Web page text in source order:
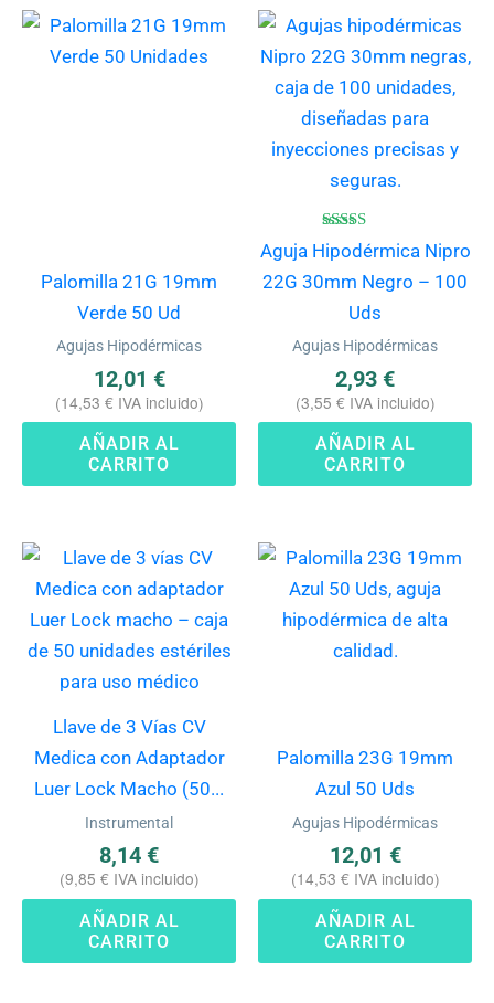
Palomilla 21G 19mm
Verde 50 Ud
Agujas Hipodérmicas
12,01 €
(14,53 € IVA incluido)
AÑADIR AL
CARRITO
Valorado
con
4.83
de 5
Aguja Hipodérmica Nipro
22G 30mm Negro – 100
Uds
Agujas Hipodérmicas
2,93 €
(3,55 € IVA incluido)
AÑADIR AL
CARRITO
Llave de 3 Vías CV
Medica con Adaptador
Luer Lock Macho (50...
Instrumental
8,14 €
(9,85 € IVA incluido)
AÑADIR AL
CARRITO
Palomilla 23G 19mm
Azul 50 Uds
Agujas Hipodérmicas
12,01 €
(14,53 € IVA incluido)
AÑADIR AL
CARRITO